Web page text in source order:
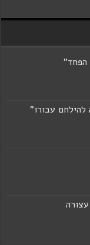
הפחד"
להילחם עבורו"